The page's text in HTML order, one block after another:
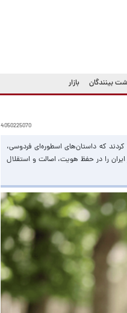
بینندگان بازار
4050225070
که داستان‌های اسطوره‌ای فردوسی،
را در حفظ هویت، اصالت و استقلال